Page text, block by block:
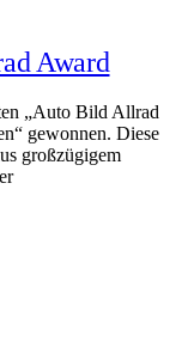
Award
„Auto Bild Allrad
gewonnen. Diese
großzügigem